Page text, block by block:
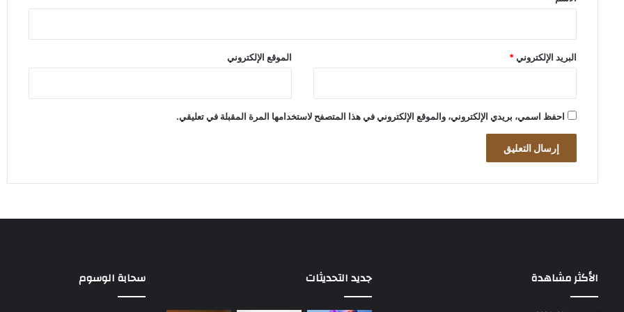
البريد الإلكتروني* الموقع الإلكتروني
احفظ اسمي، بريدي الإلكتروني، والموقع الإلكتروني في هذا المتصفح لاستخدامها المرة المقبلة في تعليقي.
الأكثر مشاهدة جديد التحديثات سحابة الوسوم